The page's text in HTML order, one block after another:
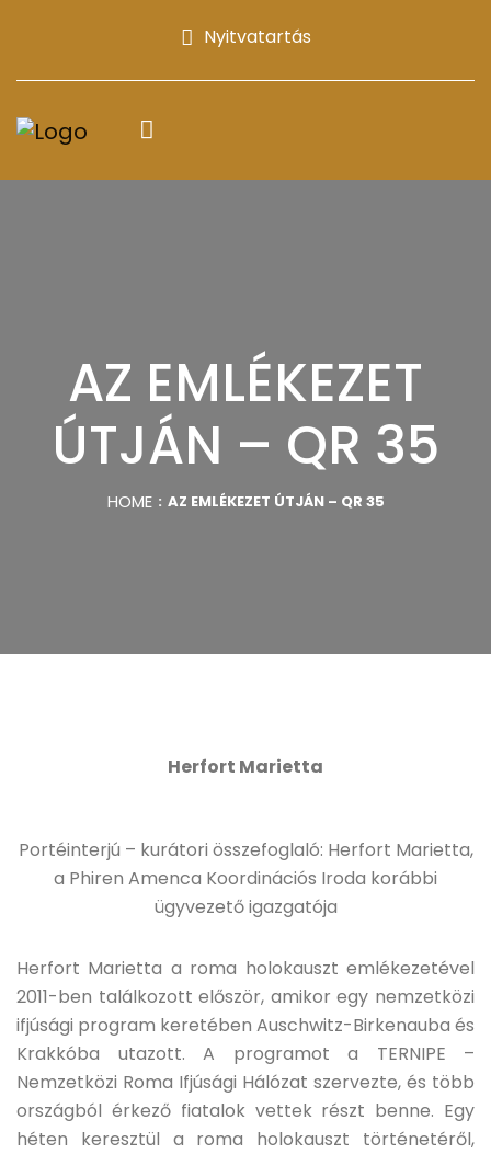
Nyitvatartás
AZ EMLÉKEZET
ÚTJÁN – QR 35
HOME AZ EMLÉKEZET ÚTJÁN – QR 35
Herfort Marietta
Portéinterjú – kurátori összefoglaló: Herfort Marietta,
a Phiren Amenca Koordinációs Iroda korábbi
ügyvezető igazgatója
Herfort Marietta a roma holokauszt emlékezetével
2011-ben találkozott először, amikor egy nemzetközi
ifjúsági program keretében Auschwitz-Birkenauba és
Krakkóba utazott. A programot a TERNIPE –
Nemzetközi Roma Ifjúsági Hálózat szervezte, és több
országból érkező fiatalok vettek részt benne. Egy
héten keresztül a roma holokauszt történetéről,